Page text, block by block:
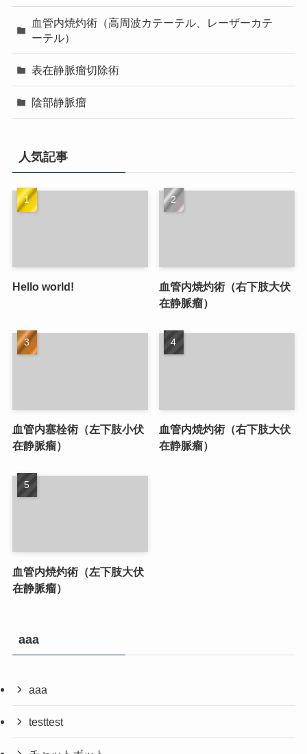
血管内焼灼術（高周波カテーテル、レーザーカテ
ーテル）
表在静脈瘤切除術
陰部静脈瘤
人気記事
Hello world!
血管内焼灼術（右下肢大伏
在静脈瘤）
血管内塞栓術（左下肢小伏
在静脈瘤）
血管内焼灼術（右下肢大伏
在静脈瘤）
血管内焼灼術（左下肢大伏
在静脈瘤）
aaa
aaa
testtest